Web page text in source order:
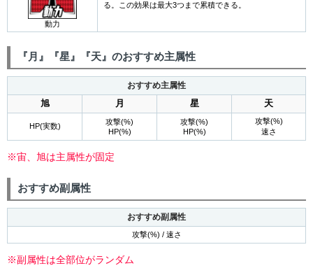
動力
る。この効果は最大3つまで累積できる。
『月』『星』『天』のおすすめ主属性
おすすめ主属性
旭
月 星 天
HP(実数)
攻撃(%)
HP(%)
攻撃(%)
HP(%)
攻撃(%)
速さ
※宙、旭は主属性が固定
おすすめ副属性
おすすめ副属性
攻撃(%) / 速さ
※副属性は全部位がランダム